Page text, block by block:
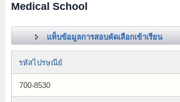
Medical School
แท็บข้อมูลการสอบคัดเลือกเข้าเรียน
รหัสไปรษณีย์
700-8530